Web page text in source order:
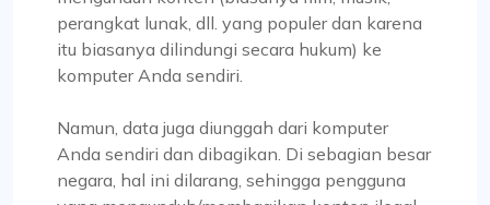
perangkat lunak, dll. yang populer dan karena
itu biasanya dilindungi secara hukum) ke
komputer Anda sendiri.
Namun, data juga diunggah dari komputer
Anda sendiri dan dibagikan. Di sebagian besar
negara, hal ini dilarang, sehingga pengguna